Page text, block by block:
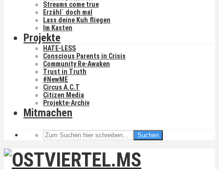
Streams come true
Erzähl´ doch mal
Lass deine Kuh fliegen
Im Kasten
Projekte
HATE-LESS
Conscious Parents in Crisis
Community Re-Awaken
Trust in Truth
#NewME
Circus A.C.T
Citizen Media
Projekte-Archiv
Mitmachen
Suchen